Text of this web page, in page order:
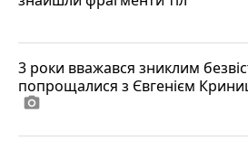
3 роки вважався зниклим
попрощалися з Євгенієм
photo_camera